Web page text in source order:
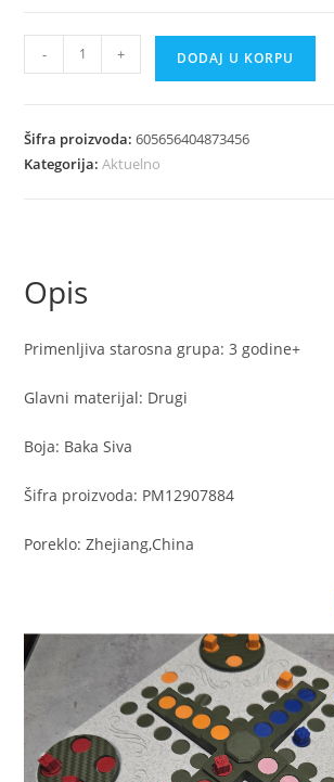
Drustvena
igra
porodicu
interaktivni
- + DODAJ U KORPU
Šifra proizvoda:605656404873456
Kategorija:Aktuelno
Opis
Primenljiva starosna grupa: 3 godine+
Glavni materijal: Drugi
Boja: Baka Siva
Šifra proizvoda: PM12907884
Poreklo: Zhejiang,China